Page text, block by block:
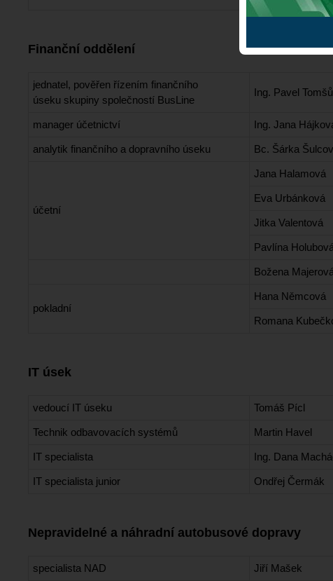
Finanční oddělení
jednatel, pověřen řízením finančního
úseku skupiny společností BusLine
Ing. Pavel Tomšů
manager účetnictví Ing. Jana
analytik finančního a dopravního úseku Bc. Šárka
účetní
Jana Halamová
Eva Urbánková
Jitka Valentová
Pavlína Holubová
Božena Majerová
pokladní
Hana Němcová
Romana
IT úsek
vedoucí IT úseku Tomáš Pícl
Technik odbavovacích systémů Martin Havel
IT specialista Ing. Dana
IT specialista junior Ondřej Čermák
Nepravidelné a náhradní autobusové dopravy
specialista NAD Jiří Mašek